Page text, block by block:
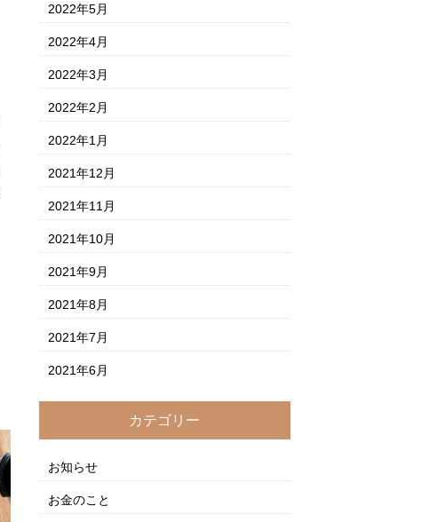
2022年5月
2022年4月
2022年3月
2022年2月
2022年1月
2021年12月
2021年11月
2021年10月
2021年9月
2021年8月
2021年7月
2021年6月
カテゴリー
お知らせ
お金のこと